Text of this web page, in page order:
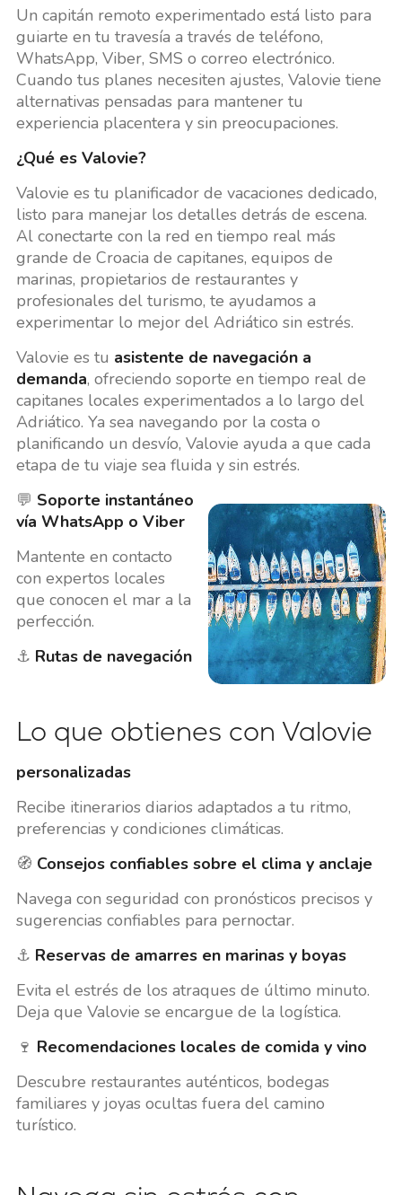
Un capitán remoto experimentado está listo para
guiarte en tu travesía a través de teléfono,
WhatsApp, Viber, SMS o correo electrónico.
Cuando tus planes necesiten ajustes, Valovie tiene
alternativas pensadas para mantener tu
experiencia placentera y sin preocupaciones.
¿Qué es Valovie?
Valovie es tu planificador de vacaciones dedicado,
listo para manejar los detalles detrás de escena.
Al conectarte con la red en tiempo real más
grande de Croacia de capitanes, equipos de
marinas, propietarios de restaurantes y
profesionales del turismo, te ayudamos a
experimentar lo mejor del Adriático sin estrés.
Valovie es tu asistente de navegación a
demanda, ofreciendo soporte en tiempo real de
capitanes locales experimentados a lo largo del
Adriático. Ya sea navegando por la costa o
planificando un desvío, Valovie ayuda a que cada
etapa de tu viaje sea fluida y sin estrés.
Lo que obtienes con Valovie
💬 Soporte instantáneo
vía WhatsApp o Viber
Mantente en contacto
con expertos locales
que conocen el mar a la
perfección.
⚓ Rutas de navegación
personalizadas
Recibe itinerarios diarios adaptados a tu ritmo,
preferencias y condiciones climáticas.
🧭 Consejos confiables sobre el clima y anclaje
Navega con seguridad con pronósticos precisos y
sugerencias confiables para pernoctar.
⚓ Reservas de amarres en marinas y boyas
Evita el estrés de los atraques de último minuto.
Deja que Valovie se encargue de la logística.
🍷 Recomendaciones locales de comida y vino
Descubre restaurantes auténticos, bodegas
familiares y joyas ocultas fuera del camino
turístico.